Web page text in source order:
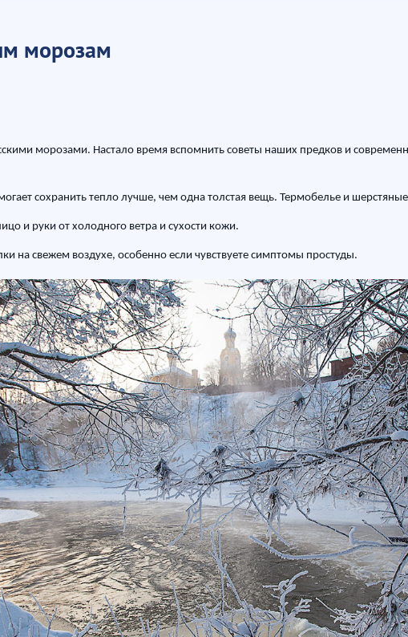
морозам
морозами. Настало время вспомнить советы наших предков и
сохранить тепло лучше, чем одна толстая вещь. Термобелье и
и руки от холодного ветра и сухости кожи.
на свежем воздухе, особенно если чувствуете симптомы простуды.